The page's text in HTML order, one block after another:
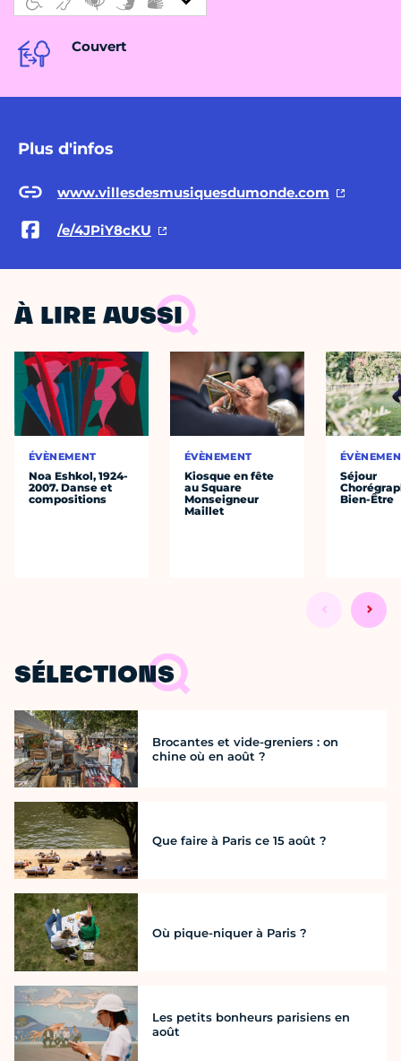
Couvert
Plus d'infos
www.villesdesmusiquesdumonde.com
/e/4JPiY8cKU
À LIRE AUSSI
ÉVÈNEMENT
Noa Eshkol, 1924-
2007. Danse et
compositions
ÉVÈNEMENT
Kiosque en fête
au Square
Monseigneur
Maillet
Séjour
Bien-Être
SÉLECTIONS
Brocantes et vide-greniers : on
chine où en août ?
Que faire à Paris ce 15 août ?
Où pique-niquer à Paris ?
Les petits bonheurs parisiens en
août